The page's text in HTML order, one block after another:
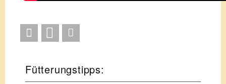
Fütterungstipps: